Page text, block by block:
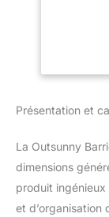
Présentation et
La Outsunny
dimensions
produit
et d’organisation